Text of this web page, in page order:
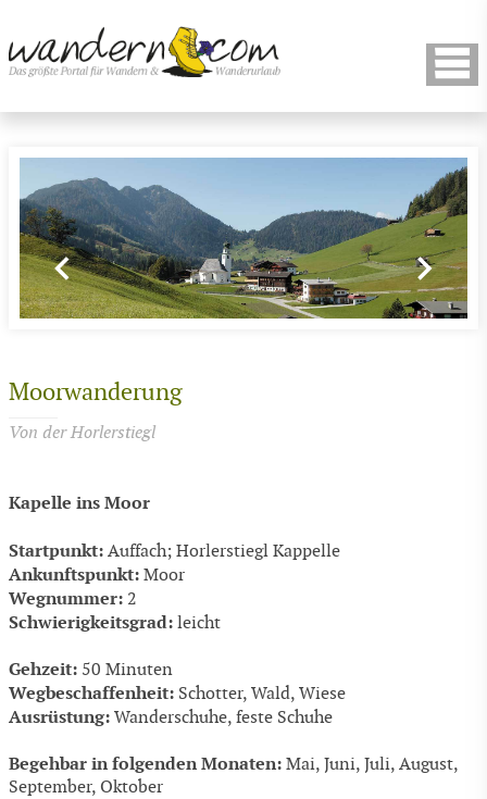
Moorwanderung
Von der Horlerstiegl
Kapelle ins Moor
Startpunkt: Auffach; Horlerstiegl Kappelle
Ankunftspunkt: Moor
Wegnummer: 2
Schwierigkeitsgrad: leicht
Gehzeit: 50 Minuten
Wegbeschaffenheit: Schotter, Wald, Wiese
Ausrüstung: Wanderschuhe, feste Schuhe
Begehbar in folgenden Monaten: Mai, Juni, Juli, August,
September, Oktober